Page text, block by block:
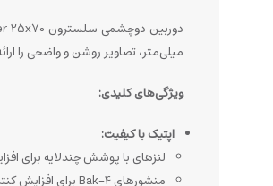
میلی‌متر، تصاویر روشن و واضحی را
ویژگی‌های کلیدی:
اپتیک با کیفیت:
لنزهای با پوشش چندلایه برای
منشورهای Bak-4 برای افزایش کنتراست و وضوح تصویر.